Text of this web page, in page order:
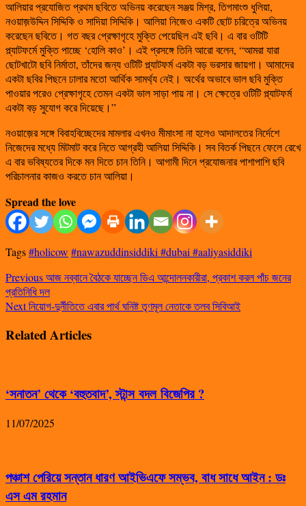
আলিয়ার প্রযোজিত প্রথম ছবিতে অভিনয় করেছেন সঞ্জয় মিশ্র, তিগমাংশু ধুলিয়া,
নওয়াজ়উদ্দিন সিদ্দিকি ও সাদিয়া সিদ্দিকি। আলিয়া নিজেও একটি ছোট চরিত্রে অভিনয়
করেছেন ছবিতে। গত বছর প্রেক্ষাগৃহে মুক্তি পেয়েছিল এই ছবি। এ বার ওটিটি
প্ল্যাটফর্মে মুক্তি পাচ্ছে ‘হোলি কাও’। এই প্রসঙ্গে তিনি আরো বলেন, “আমরা যারা
ছোটখাটো ছবি নির্মাতা, তাঁদের জন্য ওটিটি প্ল্যাটফর্ম একটা বড় ভরসার জায়গা। আমাদের
একটা ছবির পিছনে ঢালার মতো আর্থিক সামর্থ্য নেই। অর্থের অভাবে ভাল ছবি মুক্তি
পাওয়ার পরেও প্রেক্ষাগৃহে তেমন একটা ভাল সাড়া পায় না। সে ক্ষেত্রে ওটিটি প্ল্যাটফর্ম
একটা বড় সুযোগ করে দিয়েছে।”
নওয়াজ়ের সঙ্গে বিবাহবিচ্ছেদের মামলার এখনও মীমাংসা না হলেও আদালতের নির্দেশে
নিজেদের মধ্যে মিটমাট করে নিতে আগ্রহী আলিয়া সিদ্দিকি। সব বিতর্ক পিছনে ফেলে রেখে
এ বার ভবিষ্যতের দিকে মন দিতে চান তিনি। আগামী দিনে প্রযোজনার পাশাপাশি ছবি
পরিচালনার কাজও করতে চান আলিয়া।
Spread the love
Tags#holicow #nawazuddinsiddiki #dubai #aaliyasiddiki
Previousআজ নব্বানে বৈঠকে যাচ্ছেন ডিএ আন্দোলনকারীরা, প্রকাশ করল পাঁচ জনের
প্রতিনিধি দল
Nextনিয়োগ-দুর্নীতিতে এবার পার্থ ঘনিষ্ট তৃণমূল নেতাকে তলব সিবিআই
Related Articles
‘সনাতন’ থেকে ‘বহুতবাদ’, স্টান্স বদল বিজেপির ?
11/07/2025
পঞ্চাশ পেরিয়ে সন্তান ধারণ আইভিএফে সম্ভব, বাধ সাধে আইন : ডঃ
এস এম রহমান